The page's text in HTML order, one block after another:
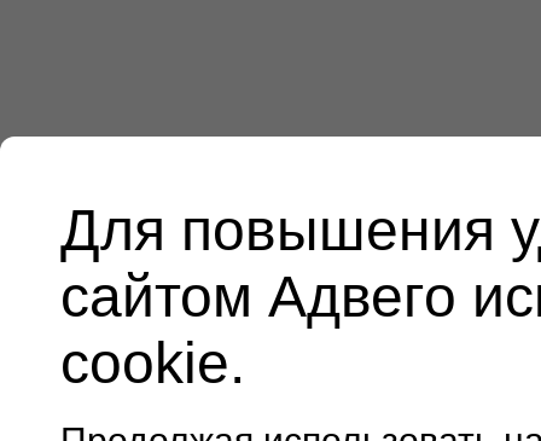
Для повышения
сайтом Адвего
cookie.